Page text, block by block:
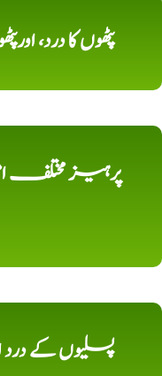
پٹھوں کا درد،
پرہیز
پسلیوں کے